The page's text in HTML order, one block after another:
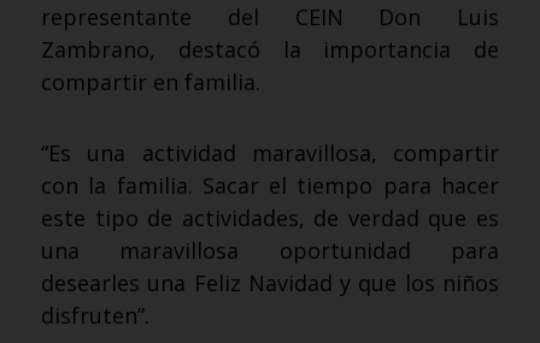
representante del CEIN Don Luis
Zambrano, destacó la importancia de
compartir en familia.
“Es una actividad maravillosa, compartir
con la familia. Sacar el tiempo para hacer
este tipo de actividades, de verdad que es
una maravillosa oportunidad para
desearles una Feliz Navidad y que los niños
disfruten”.